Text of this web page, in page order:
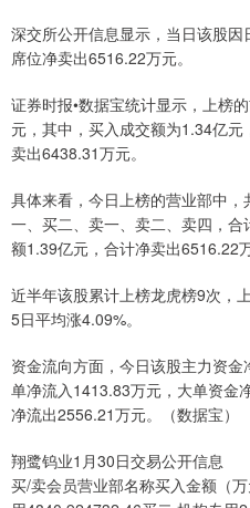
深交所公开信息显示，当日该股
席位净卖出6516.22万元。
证券时报•数据宝统计显示，上榜
元，其中，买入成交额为1.34亿
卖出6438.31万元。
具体来看，今日上榜的营业部中
一、买二、卖一、卖二、卖四，
额1.39亿元，合计净卖出6516.22万
近半年该股累计上榜龙虎榜9次，
5日平均涨4.09%。
资金流向方面，今日该股主力资
单净流入1413.83万元，大单资金
净流出2556.21万元。（数据宝）
翔鹭钨业1月30日交易公开信息
买/卖会员营业部名称买入金额（